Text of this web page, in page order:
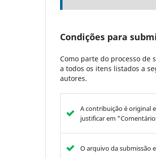
Condições para
Como parte do processo de
a todos os itens listados a
autores.
A contribuição é original
justificar em
O arquivo da submissão